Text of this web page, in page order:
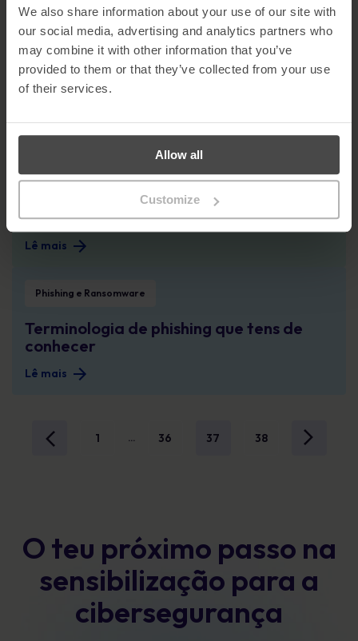
We also share information about your use of our site with
our social media, advertising and analytics partners who
may combine it with other information that you’ve
provided to them or that they’ve collected from your use
of their services.
Allow all
Customize
Brexit / GDPR - Mantém a calma e continua? #2
Sensibilização para a cibersegurança
Brexit / GDPR - Mantém a calma e
continua? #2
Voltar ao básico #1: Ameaças de
phishing
Lê mais
Phishing e Ransomware
Terminologia de phishing que tens de
conhecer
Lê mais
1 ... 36 37 38
O teu próximo passo na
sensibilização para a
cibersegurança